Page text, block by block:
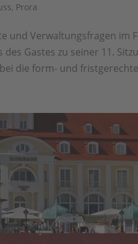
, Prora
und Verwaltungsfragen im
Gastes zu seiner 11.
die form- und